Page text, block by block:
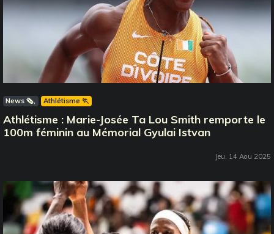
News 🗞️ Athlétisme 🏃
Athlétisme : Marie-Josée Ta Lou Smith remporte le
100m féminin au Mémorial Gyulai Istvan
Jeu, 14 Aou 2025